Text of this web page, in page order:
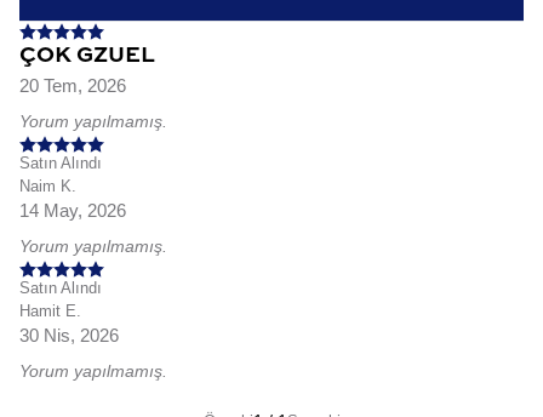
ÇOK GZUEL
20 Tem, 2026
Yorum yapılmamış.
Satın Alındı
Naim K.
14 May, 2026
Yorum yapılmamış.
Satın Alındı
Hamit E.
30 Nis, 2026
Yorum yapılmamış.